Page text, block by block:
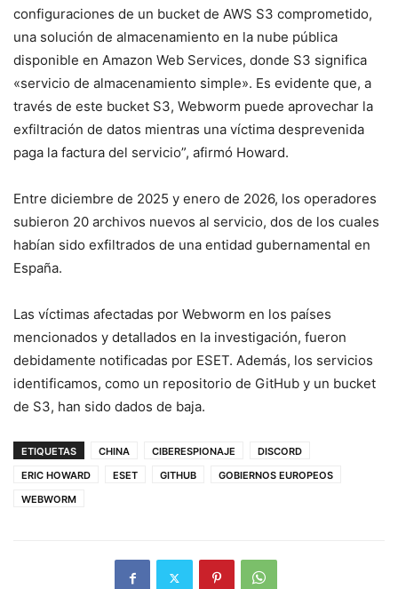
configuraciones de un bucket de AWS S3 comprometido,
una solución de almacenamiento en la nube pública
disponible en Amazon Web Services, donde S3 significa
«servicio de almacenamiento simple». Es evidente que, a
través de este bucket S3, Webworm puede aprovechar la
exfiltración de datos mientras una víctima desprevenida
paga la factura del servicio”, afirmó Howard.
Entre diciembre de 2025 y enero de 2026, los operadores
subieron 20 archivos nuevos al servicio, dos de los cuales
habían sido exfiltrados de una entidad gubernamental en
España.
Las víctimas afectadas por Webworm en los países
mencionados y detallados en la investigación, fueron
debidamente notificadas por ESET. Además, los servicios
identificamos, como un repositorio de GitHub y un bucket
de S3, han sido dados de baja.
ETIQUETAS CHINA CIBERESPIONAJE
DISCORD
ERIC HOWARD
ESET GITHUB
GOBIERNOS EUROPEOS
WEBWORM